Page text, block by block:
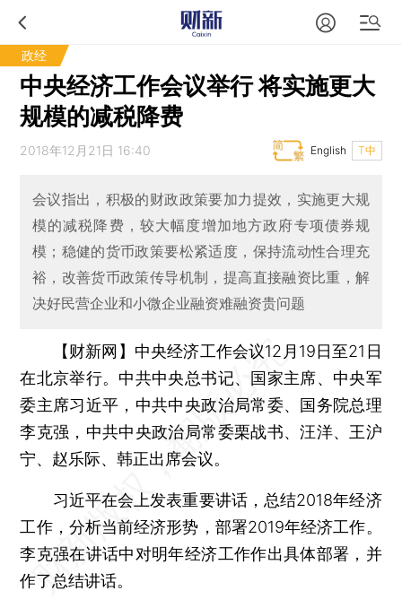
政经
中央经济工作会议举行 将实施更大
规模的减税降费
2018年12月21日 16:40 T中
English
会议指出，积极的财政政策要加力提效，实施更大规
模的减税降费，较大幅度增加地方政府专项债券规
模；稳健的货币政策要松紧适度，保持流动性合理充
裕，改善货币政策传导机制，提高直接融资比重，解
决好民营企业和小微企业融资难融资贵问题
【财新网】 中央经济工作会议12月19日至21日
在北京举行。中共中央总书记、国家主席、中央军
委主席习近平，中共中央政治局常委、国务院总理
李克强，中共中央政治局常委栗战书、汪洋、王沪
宁、赵乐际、韩正出席会议。
习近平在会上发表重要讲话，总结2018年经济
工作，分析当前经济形势，部署2019年经济工作。
李克强在讲话中对明年经济工作作出具体部署，并
作了总结讲话。